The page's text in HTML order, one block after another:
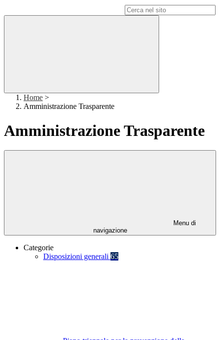
Home >
Amministrazione Trasparente
Amministrazione Trasparente
Menu di
navigazione
Categorie
Disposizioni generali 65